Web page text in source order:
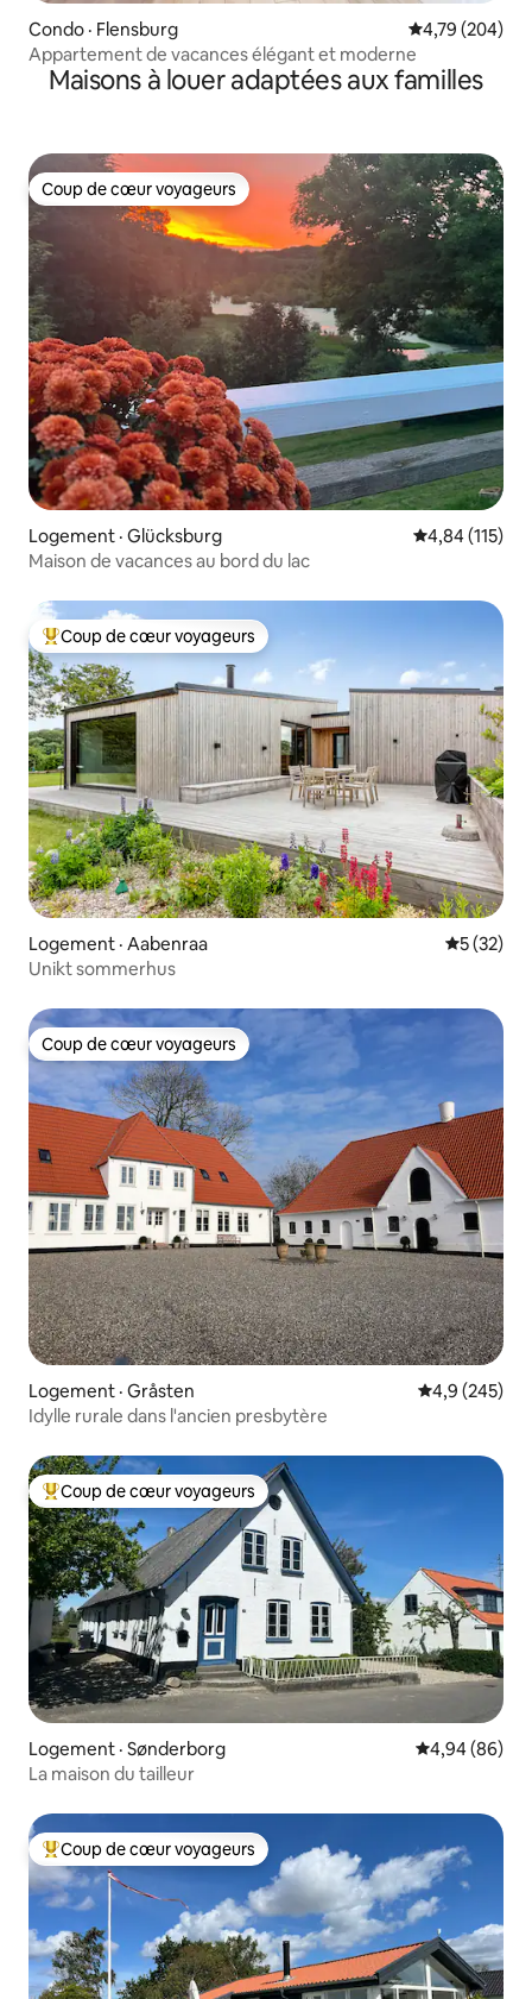
Condo · Flensburg Note
4,79 (204)
Appartement de vacances élégant et moderne
Maisons à louer adaptées aux familles
Coup de cœur voyageurs
Coup de cœur voyageurs
Logement · Glücksburg Note
4,84 (115)
Maison de vacances au bord du lac
Coup de cœur voyageurs parmi les plus aimés
Coup de cœur voyageurs
Logement · Aabenraa Note
5 (32)
Unikt sommerhus
Coup de cœur voyageurs
Coup de cœur voyageurs
Logement · Gråsten Note
4,9 (245)
Idylle rurale dans l'ancien presbytère
Coup de cœur voyageurs parmi les plus aimés
Coup de cœur voyageurs
Logement · Sønderborg Note
4,94 (86)
La maison du tailleur
Coup de cœur voyageurs parmi les plus aimés
Coup de cœur voyageurs